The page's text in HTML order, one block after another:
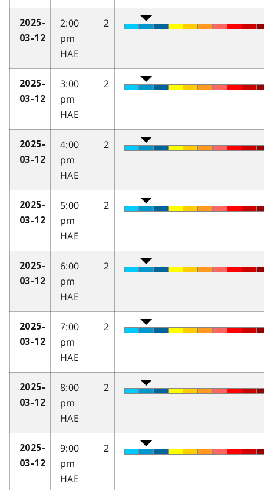
2025-
03-12
2:00
pm
HAE
2
2025-
03-12
3:00
pm
HAE
2
2025-
03-12
4:00
pm
HAE
2
2025-
03-12
5:00
pm
HAE
2
2025-
03-12
6:00
pm
HAE
2
2025-
03-12
7:00
pm
HAE
2
2025-
03-12
8:00
pm
HAE
2
2025-
03-12
9:00
pm
HAE
2